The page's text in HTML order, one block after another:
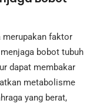
merupakan faktor
bobot tubuh
dapat membakar
metabolisme
yang berat,